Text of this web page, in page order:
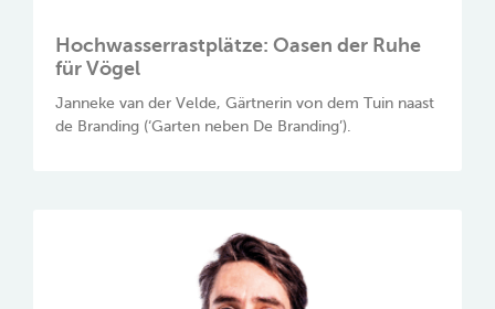
Hochwasserrastplätze: Oasen der Ruhe
für Vögel
Janneke van der Velde, Gärtnerin von dem Tuin naast
de Branding (‘Garten neben De Branding’).